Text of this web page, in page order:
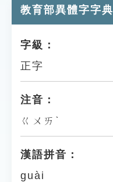
貓頭鷹博士
教育部異體字字典
字級：
正字
注音：
ㄍㄨㄞˋ
漢語拼音：
guài